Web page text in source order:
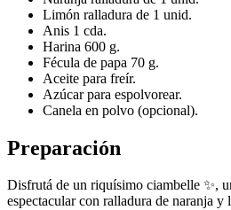
Limón ralladura de 1 unid.
Anis 1 cda.
Harina 600 g.
Fécula de papa 70 g.
Aceite para freír.
Azúcar para espolvorear.
Canela en polvo (opcional).
Preparación
Disfrutá de un riquísimo ciambelle ✨,
espectacular con ralladura de naranja y